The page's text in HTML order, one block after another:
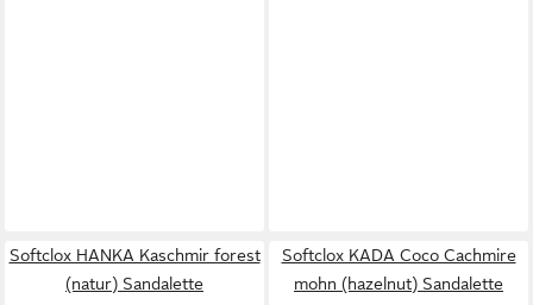
Softclox HANKA Kaschmir forest
(natur) Sandalette
Softclox KADA Coco Cachmire
mohn (hazelnut) Sandalette